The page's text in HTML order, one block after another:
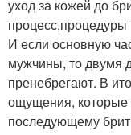
уход за кожей до
процесс,процедуры
И если основную
мужчины, то двумя
пренебрегают. В
ощущения, которые
последующему